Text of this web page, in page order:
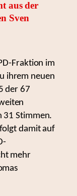
aus der
Sven
Fraktion im
ihrem neuen
der 67
31 Stimmen.
damit auf
mehr